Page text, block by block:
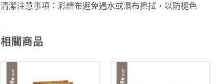
清潔注意事項：彩繪布避免遇水或濕布擦拭，以防褪色
相關商品